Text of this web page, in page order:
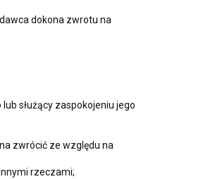
dokona zwrotu na
służący zaspokojeniu jego
zwrócić ze względu na
rzeczami;